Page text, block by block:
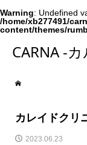
Warning: Undefined
/home/xb277491/
content/themes/
CARNA -
カレイドクリ
2023.06.23